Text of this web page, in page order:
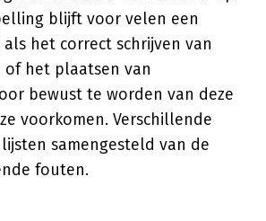
blijft voor velen een
het correct schrijven van
het plaatsen van
bewust te worden van deze
voorkomen. Verschillende
samengesteld van de
fouten.